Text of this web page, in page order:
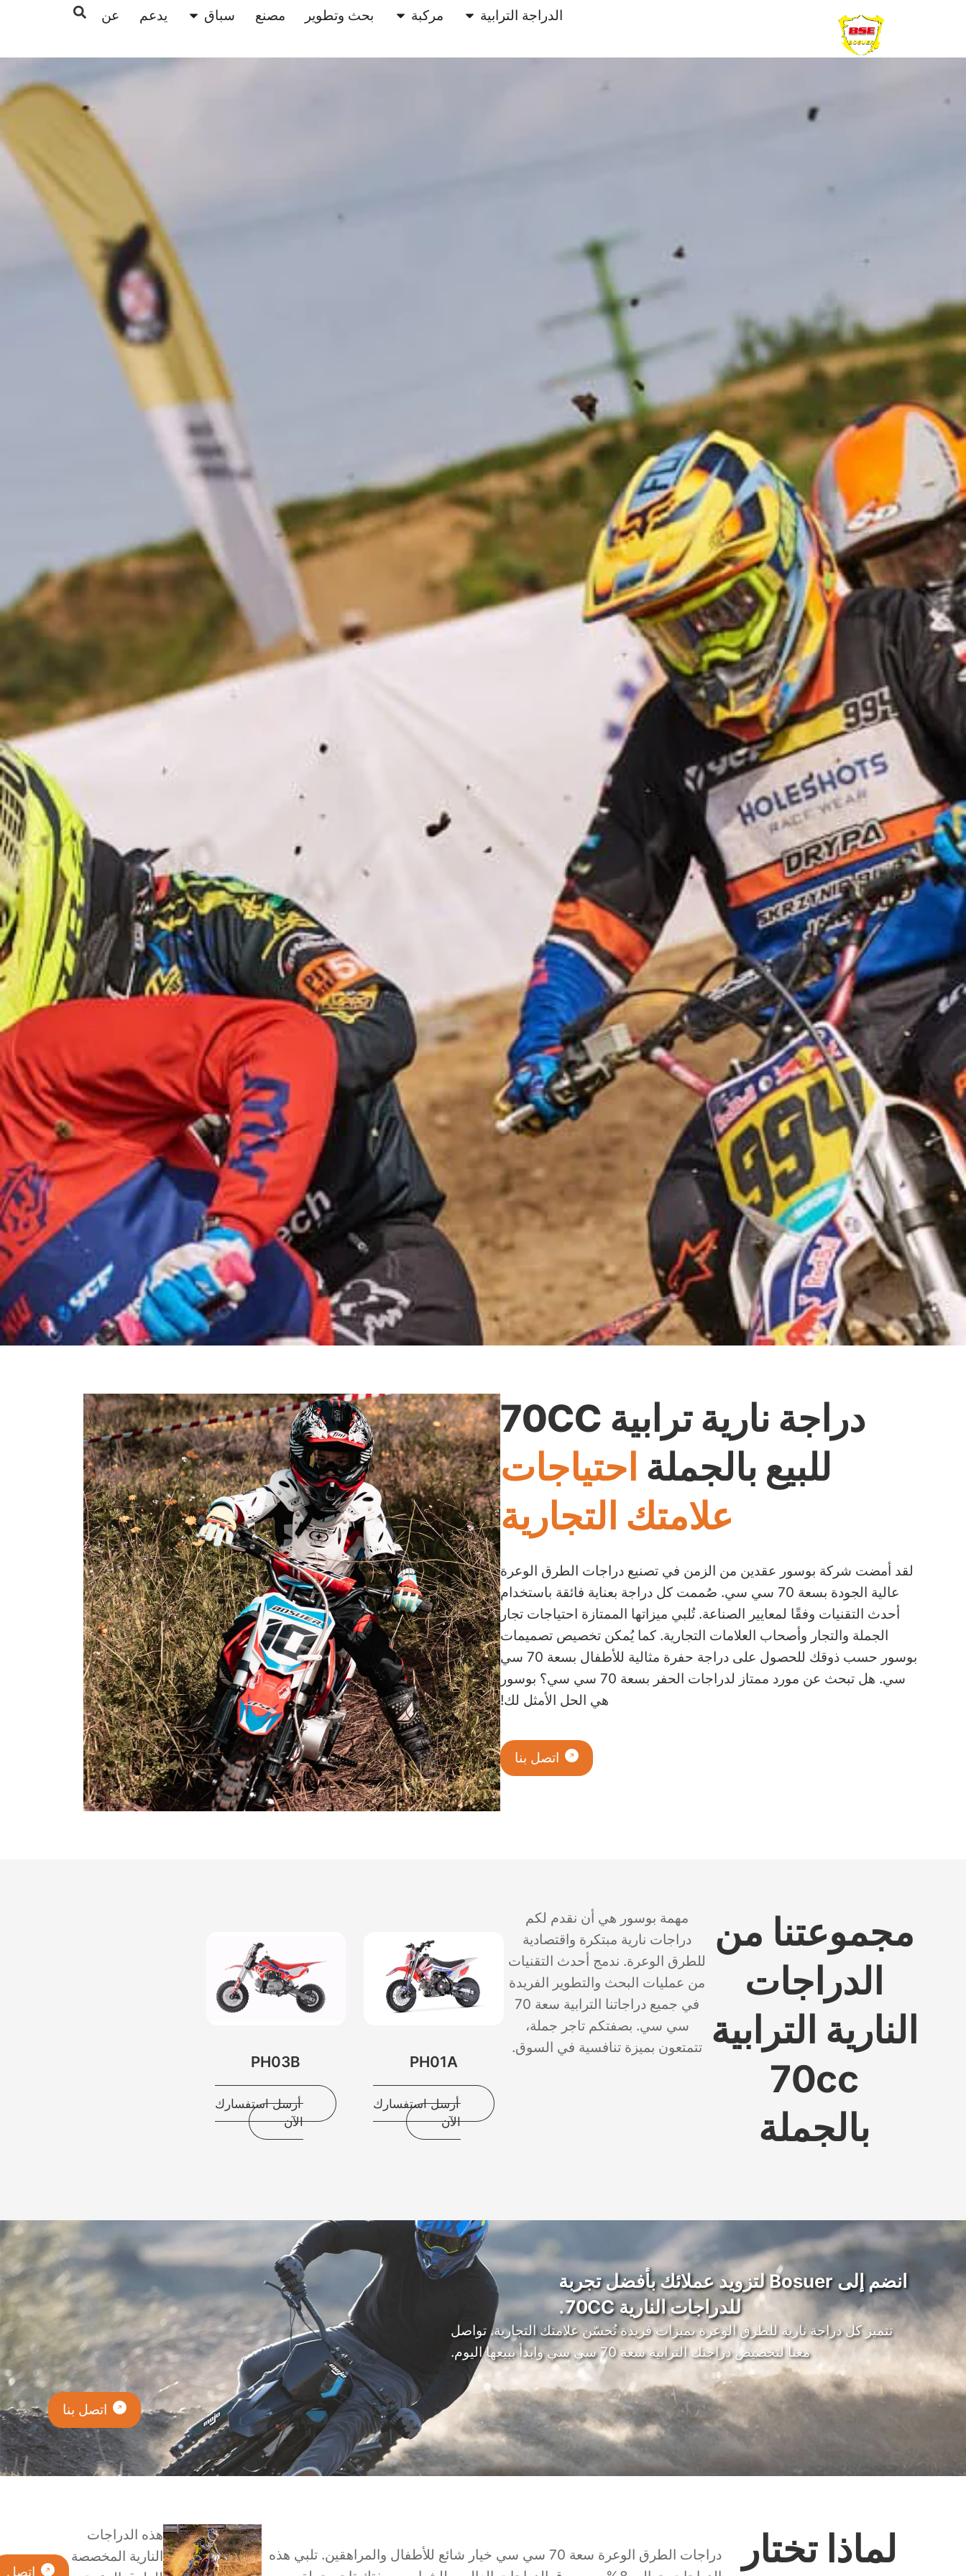
الدراجة الترابية مركبة بحث وتطوير مصنع سباق يدعم عن
دراجة نارية ترابية 70CC
للبيع بالجملة احتياجات
علامتك التجارية
لقد أمضت شركة بوسور عقدين من الزمن في تصنيع دراجات الطرق الوعرة
عالية الجودة بسعة 70 سي سي. صُممت كل دراجة بعناية فائقة باستخدام
أحدث التقنيات وفقًا لمعايير الصناعة. تُلبي ميزاتها الممتازة احتياجات تجار
الجملة والتجار وأصحاب العلامات التجارية. كما يُمكن تخصيص تصميمات
بوسور حسب ذوقك للحصول على دراجة حفرة مثالية للأطفال بسعة 70 سي
سي. هل تبحث عن مورد ممتاز لدراجات الحفر بسعة 70 سي سي؟ بوسور
هي الحل الأمثل لك!
اتصل بنا
مجموعتنا من
الدراجات
النارية الترابية
70cc
بالجملة
مهمة بوسور هي أن نقدم لكم
دراجات نارية مبتكرة واقتصادية
للطرق الوعرة. ندمج أحدث التقنيات
من عمليات البحث والتطوير الفريدة
في جميع دراجاتنا الترابية سعة 70
سي سي. بصفتكم تاجر جملة،
تتمتعون بميزة تنافسية في السوق.
PH01A
أرسل استفسارك
الآن
PH03B
أرسل استفسارك
الآن
انضم إلى Bosuer لتزويد عملائك بأفضل تجربة
للدراجات النارية 70CC.
تتميز كل دراجة نارية للطرق الوعرة بميزات فريدة تُحسّن علامتك التجارية. تواصل
معنا لتخصيص دراجتك الترابية سعة 70 سي سي وابدأ ببيعها اليوم.
اتصل بنا
لماذا تختار
دراجات الطرق الوعرة سعة 70 سي سي خيار شائع للأطفال والمراهقين. تلبي هذه
هذه الدراجات
النارية المخصصة
اتصل